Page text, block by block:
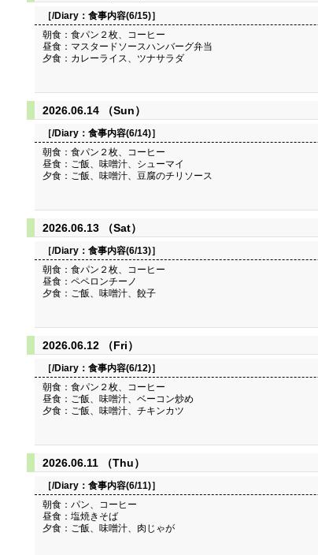
［/Diary： 食事内容(6/15)］
朝食：食パン２枚、コーヒー
昼食：マスタードソースハンバーグ弁当
夕食：カレーライス、ツナサラダ
2026.06.14 （Sun）
［/Diary： 食事内容(6/14)］
朝食：食パン２枚、コーヒー
昼食：ご飯、味噌汁、シューマイ
夕食：ご飯、味噌汁、豆腐のチリソース
2026.06.13 （Sat）
［/Diary： 食事内容(6/13)］
朝食：食パン２枚、コーヒー
昼食：ペペロンチーノ
夕食：ご飯、味噌汁、餃子
2026.06.12 （Fri）
［/Diary： 食事内容(6/12)］
朝食：食パン２枚、コーヒー
昼食：ご飯、味噌汁、ベーコン炒め
夕食：ご飯、味噌汁、チキンカツ
2026.06.11 （Thu）
［/Diary： 食事内容(6/11)］
朝食：パン、コーヒー
昼食：塩焼きそば
夕食：ご飯、味噌汁、肉じゃが